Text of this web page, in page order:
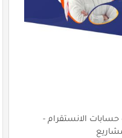
حسابات الانستقرام -